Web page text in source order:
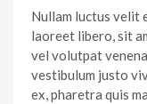
Nullam luctus velit
laoreet libero, sit
vel volutpat
vestibulum justo
ex, pharetra quis